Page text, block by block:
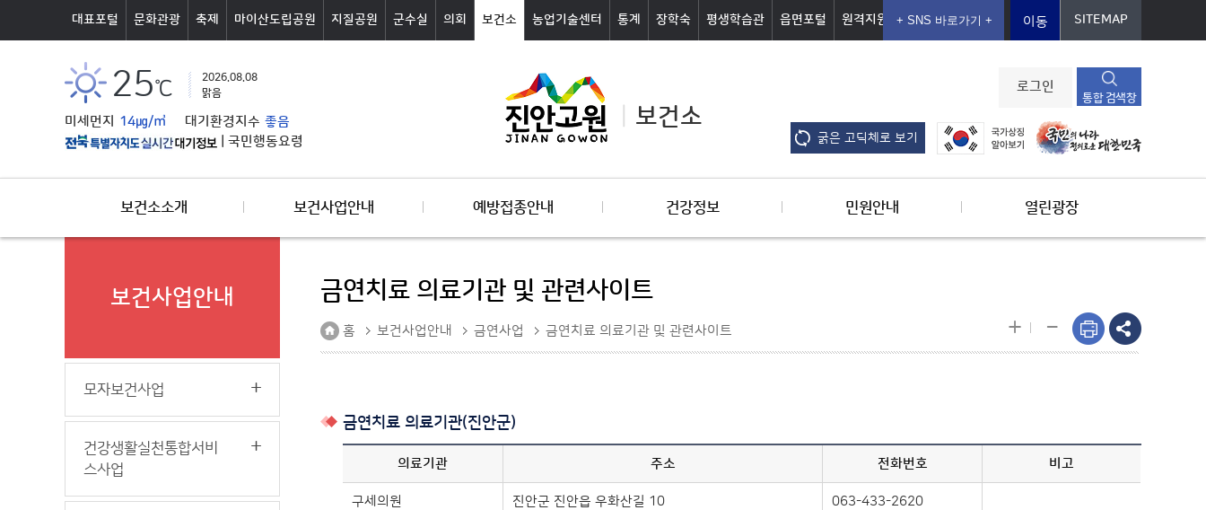
대표포털 문화관광 축제 마이산도립공원 지질공원 군수실 의회 보건소 농업기술센터 통계 장학숙 평생학습관 읍면포털 원격지원 이동 SITEMAP
25℃
2026.08.08
맑음
미세먼지 14㎍/㎥ 대기환경지수 좋음
국민행동요령
보건소
로그인
통합 검색창
굵은 고딕체로 보기
보건소소개 보건사업안내 예방접종안내 건강정보 민원안내 열린광장
보건사업안내
모자보건사업
건강생활실천통합서비
스사업
금연치료 의료기관 및 관련사이트
홈 보건사업안내 금연사업 금연치료 의료기관 및 관련사이트 + -
금연치료 의료기관(진안군)
의료기관 주소 전화번호 비고
구세의원 진안군 진안읍 우화산길 10 063-433-2620